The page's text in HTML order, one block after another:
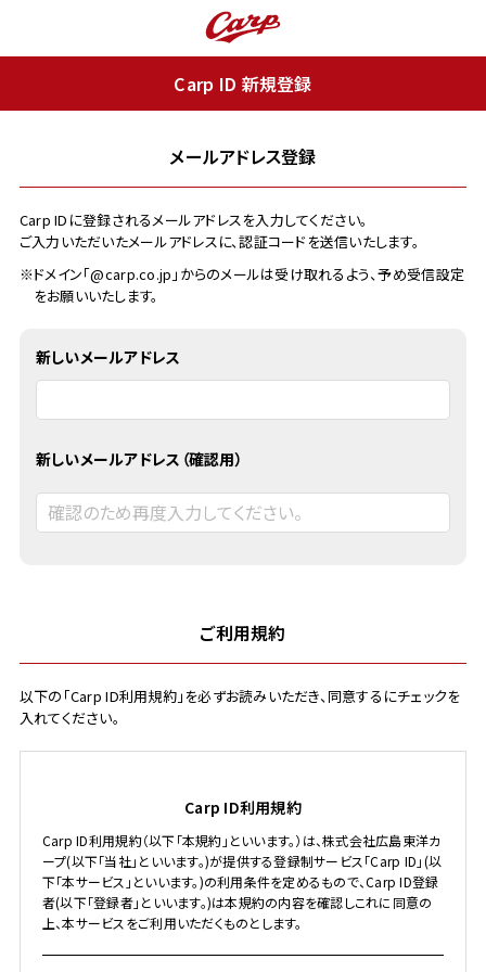
Carp ID 新規登録
メールアドレス登録
Carp IDに登録されるメールアドレスを入力してください。
ご入力いただいたメールアドレスに、認証コードを送信いたします。
※ドメイン「@carp.co.jp」からのメールは受け取れるよう、予め受信設定
をお願いいたします。
新しいメールアドレス
新しいメールアドレス（確認用）
ご利用規約
以下の「Carp ID利用規約」を必ずお読みいただき、同意するにチェックを
入れてください。
Carp ID利用規約
Carp ID利用規約（以下「本規約」といいます。）は、株式会社広島東洋カ
ープ(以下「当社」といいます。)が提供する登録制サービス「Carp ID」(以
下「本サービス」といいます。)の利用条件を定めるもので、Carp ID登録
者(以下「登録者」といいます。)は本規約の内容を確認しこれに同意の
上、本サービスをご利用いただくものとします。